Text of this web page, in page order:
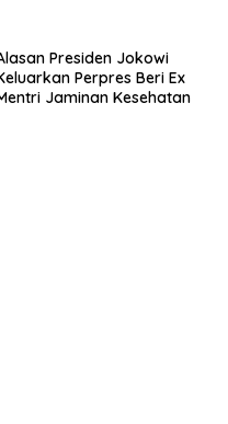
Presiden Jokowi
Perpres Beri Ex
Jaminan Kesehatan